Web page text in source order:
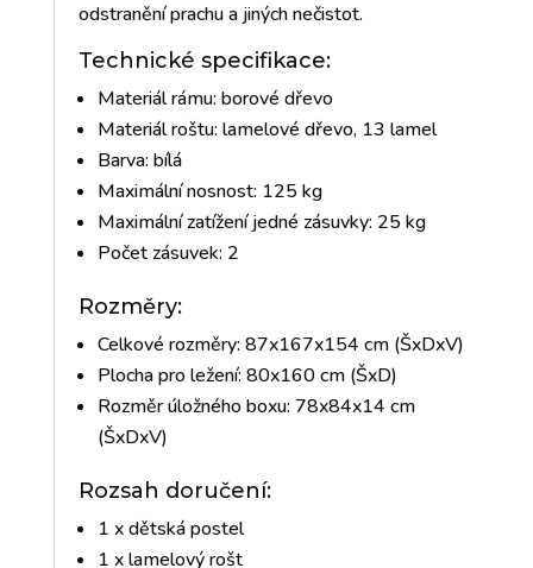
odstranění prachu a jiných nečistot.
Technické specifikace:
Materiál rámu: borové dřevo
Materiál roštu: lamelové dřevo, 13 lamel
Barva: bílá
Maximální nosnost: 125 kg
Maximální zatížení jedné zásuvky: 25 kg
Počet zásuvek: 2
Rozměry:
Celkové rozměry: 87x167x154 cm (ŠxDxV)
Plocha pro ležení: 80x160 cm (ŠxD)
Rozměr úložného boxu: 78x84x14 cm
(ŠxDxV)
Rozsah doručení:
1 x dětská postel
1 x lamelový rošt